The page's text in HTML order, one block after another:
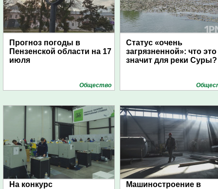
Прогноз погоды в
Пензенской области на 17
июля
Общество
Статус «очень
загрязненной»: что это
значит для реки Суры?
На конкурс
Машиностроение в